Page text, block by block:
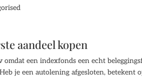
aandeel kopen
omdat een indexfonds een echt
je een autolening afgesloten,